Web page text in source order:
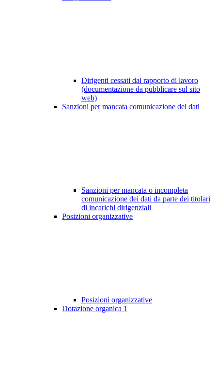
Dirigenti cessati dal rapporto di lavoro
(documentazione da pubblicare sul sito
web)
Sanzioni per mancata comunicazione dei dati
Sanzioni per mancata o incompleta
comunicazione dei dati da parte dei titolari
di incarichi dirigenziali
Posizioni organizzative
Posizioni organizzative
Dotazione organica 1